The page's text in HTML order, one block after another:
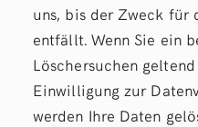
uns, bis der Zweck für
entfällt. Wenn Sie ein
Löschersuchen
Einwilligung zur
werden Ihre Daten